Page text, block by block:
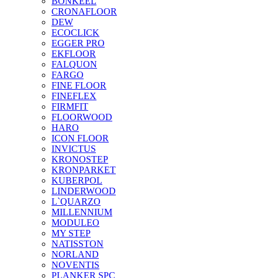
CRONAFLOOR
DEW
ECOCLICK
EGGER PRO
EKFLOOR
FALQUON
FARGO
FINE FLOOR
FINEFLEX
FIRMFIT
FLOORWOOD
HARO
ICON FLOOR
INVICTUS
KRONOSTEP
KRONPARKET
KUBERPOL
LINDERWOOD
L`QUARZO
MILLENNIUM
MODULEO
MY STEP
NATISSTON
NORLAND
NOVENTIS
PLANKER SPC